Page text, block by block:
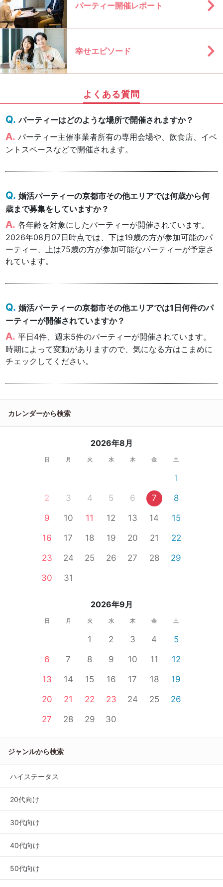
パーティー開催レポート
幸せエピソード
よくある質問
パーティーはどのような場所で開催されますか？
パーティー主催事業者所有の専用会場や、飲食店、イベ
ントスペースなどで開催されます。
婚活パーティーの京都市その他エリアでは何歳から何
歳まで募集をしていますか？
各年齢を対象にしたパーティーが開催されています。
2026年08月07日時点では、下は19歳の方が参加可能のパ
ーティー、上は75歳の方が参加可能なパーティーが予定さ
れています。
婚活パーティーの京都市その他エリアでは1日何件のパ
ーティーが開催されていますか？
平日4件、週末5件のパーティーが開催されています。
時期によって変動がありますので、気になる方はこまめに
チェックしてください。
カレンダーから検索
2026年8月
日 月 火 水 木 金 土
1
2
3 4 5 6 7
8
9
10 11 12 13 14
15
16
17 18 19 20 21
22
23
24 25 26 27 28
29
30
31
2026年9月
日 月 火 水 木 金 土
1 2 3 4
5
6
7 8 9 10 11
12
13
14 15 16 17 18
19
20
21 22 23 24 25
26
27
28 29 30
ジャンルから検索
ハイステータス
20代向け
30代向け
40代向け
50代向け